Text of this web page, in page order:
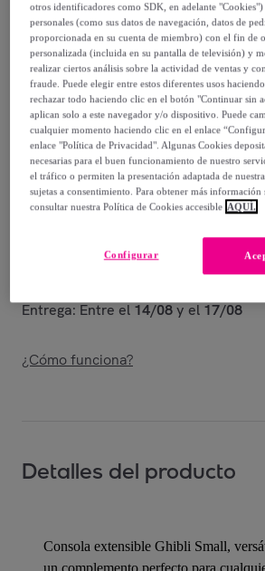
680,00 €
1373,00 €
-50%
Vendido porITAMOBY – your
Entrega: Entre el 14/08y el 17/08
¿Cómo funciona?
Detalles del producto
Consola extensible Ghibli Small,
un complemento perfecto para
otros identificadores como SDK, en adelante "Cookies")
personales (como sus datos de navegación, datos de
proporcionada en su cuenta de miembro) con el fin de
personalizada (incluida en su pantalla de televisión) y
realizar ciertos análisis sobre la actividad de ventas y
fraude. Puede elegir entre estos diferentes usos
rechazar todo haciendo clic en el botón "Continuar sin
aplican solo a este navegador y/o dispositivo. Puede
cualquier momento haciendo clic en el enlace
enlace "Política de Privacidad". Algunas Cookies
necesarias para el buen funcionamiento de nuestro
el tráfico o permiten la presentación adaptada de
sujetas a consentimiento. Para obtener más información
consultar nuestra Política de Cookies accesible AQUÍ.
Configurar